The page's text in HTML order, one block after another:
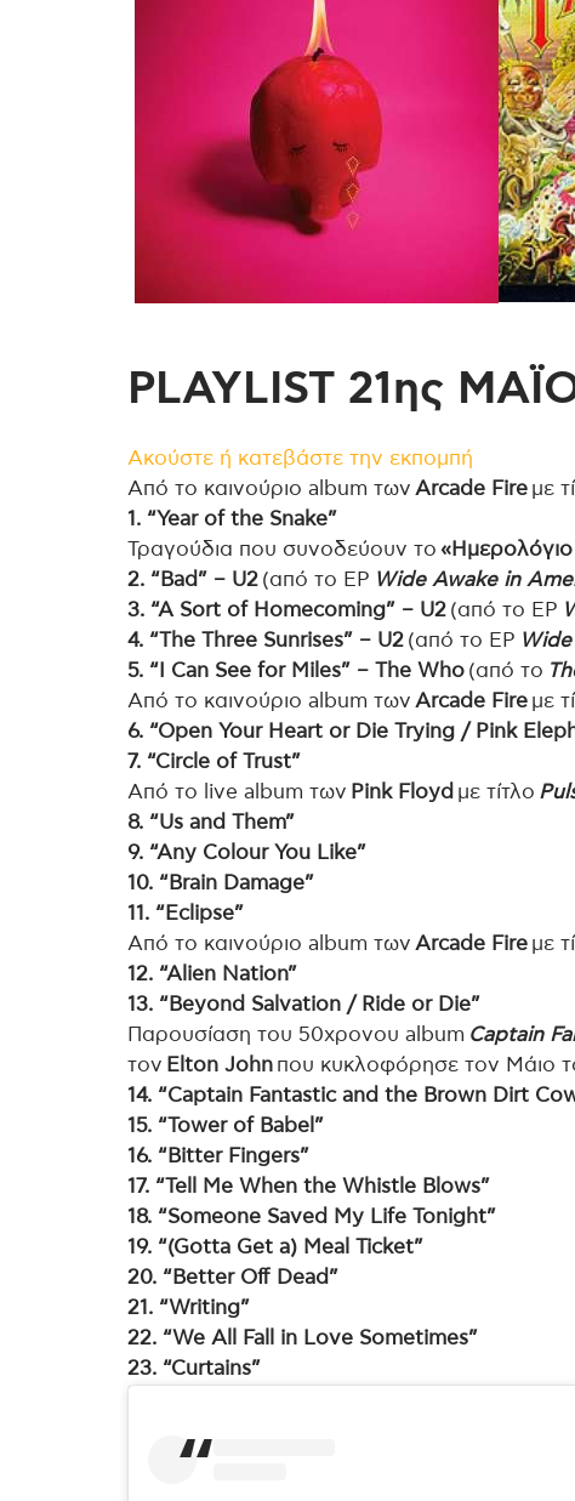
PLAYLIST 21ης
Ακούστε ή κατεβάστε την εκπομπή
Από το καινούριο album των Arcade Fire με
1. “Year of the Snake”
Τραγούδια που συνοδεύουν το
2. “Bad” – U2 (από το EP Wide Awake in
3. “A Sort of Homecoming” – U2 (από το EP
4. “The Three Sunrises” – U2 (από το EP
5. “I Can See for Miles” – The Who (από το
Από το καινούριο album των Arcade Fire με
6. “Open Your Heart or Die Trying / Pink
7. “Circle of Trust”
Από το live album των Pink Floyd με τίτλο
8. “Us and Them”
9. “Any Colour You Like”
10. “Brain Damage”
11. “Eclipse”
Από το καινούριο album των Arcade Fire με
12. “Alien Nation”
13. “Beyond Salvation / Ride or Die”
Παρουσίαση του 50χρονου album Captain
τον Elton John που κυκλοφόρησε τον Μάιο
14. “Captain Fantastic and the Brown Dirt
15. “Tower of Babel”
16. “Bitter Fingers”
17. “Tell Me When the Whistle Blows”
18. “Someone Saved My Life Tonight”
19. “(Gotta Get a) Meal Ticket”
20. “Better Off Dead”
21. “Writing”
22. “We All Fall in Love Sometimes”
23. “Curtains”